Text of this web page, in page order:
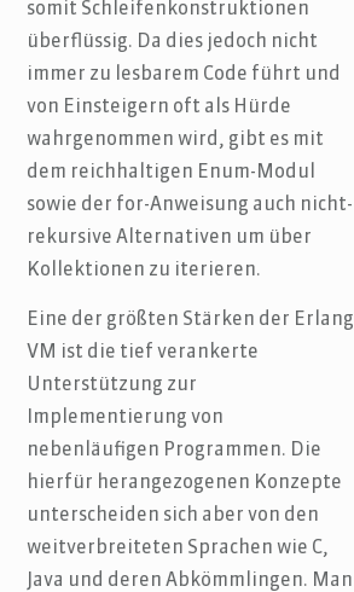
somit Schleifenkonstruktionen
überflüssig. Da dies jedoch nicht
immer zu lesbarem Code führt und
von Einsteigern oft als Hürde
wahrgenommen wird, gibt es mit
dem reichhaltigen Enum-Modul
sowie der for-Anweisung auch nicht-
rekursive Alternativen um über
Kollektionen zu iterieren.
Eine der größten Stärken der Erlang
VM ist die tief verankerte
Unterstützung zur
Implementierung von
nebenläufigen Programmen. Die
hierfür herangezogenen Konzepte
unterscheiden sich aber von den
weitverbreiteten Sprachen wie C,
Java und deren Abkömmlingen. Man